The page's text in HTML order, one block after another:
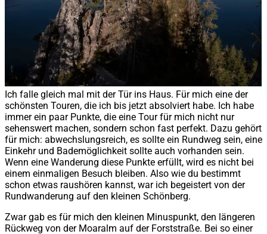
Ich falle gleich mal mit der Tür ins Haus. Für mich eine der
schönsten Touren, die ich bis jetzt absolviert habe. Ich habe
immer ein paar Punkte, die eine Tour für mich nicht nur
sehenswert machen, sondern schon fast perfekt. Dazu gehört
für mich: abwechslungsreich, es sollte ein Rundweg sein, eine
Einkehr und Bademöglichkeit sollte auch vorhanden sein.
Wenn eine Wanderung diese Punkte erfüllt, wird es nicht bei
einem einmaligen Besuch bleiben. Also wie du bestimmt
schon etwas raushören kannst, war ich begeistert von der
Rundwanderung auf den kleinen Schönberg.
Zwar gab es für mich den kleinen Minuspunkt, den längeren
Rückweg von der Moaralm auf der Forststraße. Bei so einer